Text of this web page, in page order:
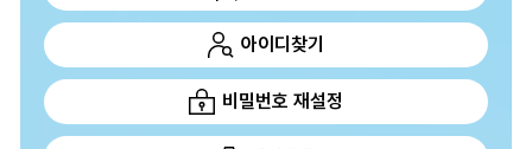
아이디찾기
비밀번호 재설정